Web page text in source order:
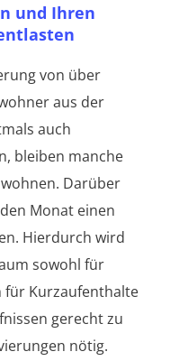
und Ihren
von über
aus der
auch
bleiben manche
Darüber
Monat einen
sowohl für
für Kurzaufenthalte
gerecht zu
nötig.